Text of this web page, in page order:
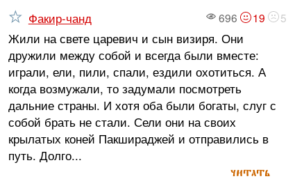
696 19 5
Факир-чанд
Жили на свете царевич и сын визиря. Они
дружили между собой и всегда были вместе:
играли, ели, пили, спали, ездили охотиться. А
когда возмужали, то задумали посмотреть
дальние страны. И хотя оба были богаты, слуг с
собой брать не стали. Сели они на своих
крылатых коней Пакшираджей и отправились в
путь. Долго...
читать